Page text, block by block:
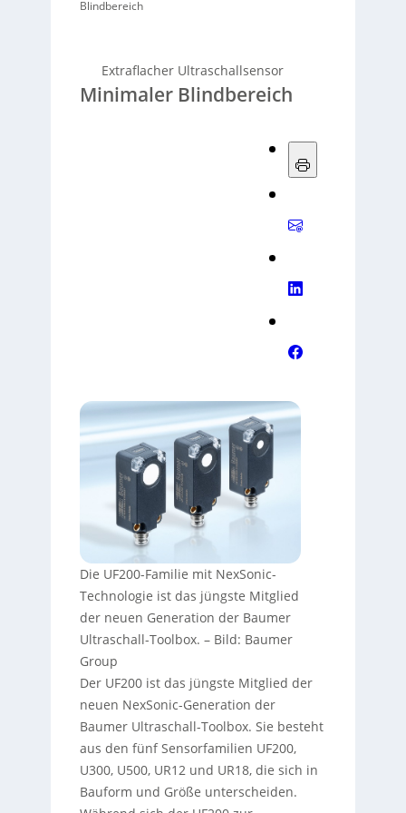
Blindbereich
Extraflacher Ultraschallsensor
Minimaler Blindbereich
Die UF200-Familie mit NexSonic-
Technologie ist das jüngste Mitglied
der neuen Generation der Baumer
Ultraschall-Toolbox. – Bild: Baumer
Group
Der UF200 ist das jüngste Mitglied der
neuen NexSonic-Generation der
Baumer Ultraschall-Toolbox. Sie besteht
aus den fünf Sensorfamilien UF200,
U300, U500, UR12 und UR18, die sich in
Bauform und Größe unterscheiden.